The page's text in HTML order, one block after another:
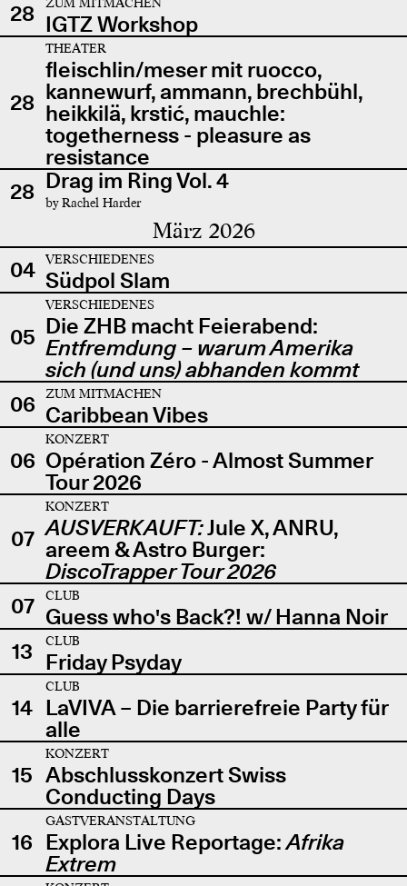
28 IGTZ Workshop
28
THEATER
fleischlin/meser mit ruocco,
kannewurf, ammann, brechbühl,
heikkilä, krstić, mauchle:
togetherness - pleasure as
resistance
28 Drag im Ring Vol. 4
by Rachel Harder
März 2026
04 VERSCHIEDENES
Südpol Slam
05
VERSCHIEDENES
Die ZHB macht Feierabend:
Entfremdung – warum Amerika
sich (und uns) abhanden kommt
06
ZUM MITMACHEN
Caribbean Vibes
06
KONZERT
Opération Zéro - Almost Summer
Tour 2026
07
KONZERT
AUSVERKAUFT:Jule X, ANRU,
areem & Astro Burger:
DiscoTrapper Tour 2026
07
CLUB
Guess who's Back?! w/ Hanna Noir
13
CLUB
Friday Psyday
14
CLUB
LaVIVA – Die barrierefreie Party für
alle
15
KONZERT
Abschlusskonzert Swiss
Conducting Days
16
GASTVERANSTALTUNG
Explora Live Reportage:Afrika
Extrem